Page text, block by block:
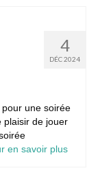
4
DÉC 2024
une soirée
plaisir de jouer
en savoir plus